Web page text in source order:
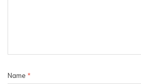
Name *